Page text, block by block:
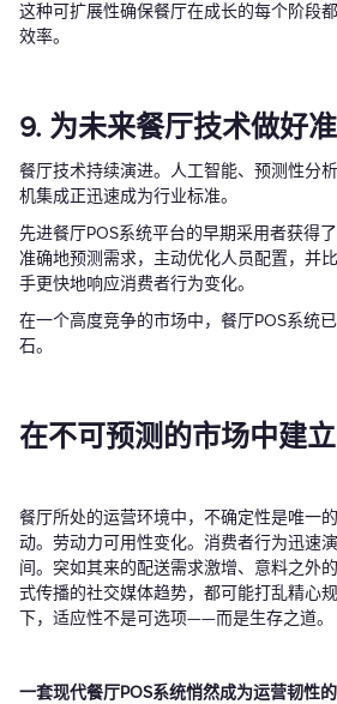
这种可扩展性确保餐厅在成长的每个阶段
效率。
9. 为未来餐厅技术做好
餐厅技术持续演进。人工智能、预测性分
机集成正迅速成为行业标准。
先进餐厅POS系统平台的早期采用者获得
准确地预测需求，主动优化人员配置，并
手更快地响应消费者行为变化。
在一个高度竞争的市场中，餐厅POS系统
石。
在不可预测的市场中建
餐厅所处的运营环境中，不确定性是唯一
动。劳动力可用性变化。消费者行为迅速
间。突如其来的配送需求激增、意料之外
式传播的社交媒体趋势，都可能打乱精心
下，适应性不是可选项——而是生存之道。
一套现代餐厅POS系统悄然成为运营韧性的